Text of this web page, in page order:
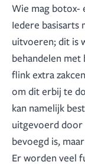
Wie mag botox-
Iedere basisarts
uitvoeren; dit is
behandelen
flink extra
om dit erbij te
kan namelijk
uitgevoerd door
bevoegd is,
Er worden veel